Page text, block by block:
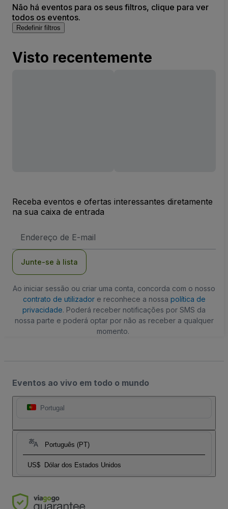
Não há eventos para os seus filtros, clique para ver
todos os eventos.
Redefinir filtros
Visto recentemente
Receba eventos e ofertas interessantes diretamente
na sua caixa de entrada
de
Junte-se à lista
Ao iniciar sessão ou criar uma conta, concorda com o nosso
contrato de utilizadore reconhece a nossa política de
privacidade. Poderá receber notificações por SMS da
nossa parte e poderá optar por não as receber a qualquer
momento.
Eventos ao vivo em todo o mundo
Portugal
Português (PT)
US$ Dólar dos Estados Unidos